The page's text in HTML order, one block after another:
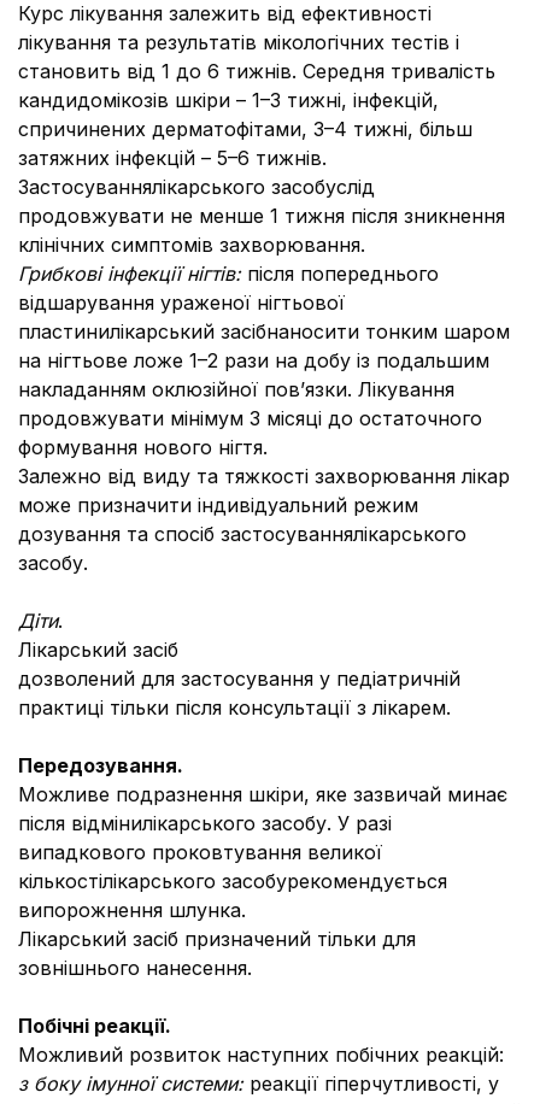
Курс лікування залежить від ефективності
лікування та результатів мікологічних тестів і
становить від 1 до 6 тижнів. Середня тривалість
кандидомікозів шкіри – 1–3 тижні, інфекцій,
спричинених дерматофітами, 3–4 тижні, більш
затяжних інфекцій – 5–6 тижнів.
Застосуваннялікарського засобуслід
продовжувати не менше 1 тижня після зникнення
клінічних симптомів захворювання.
Грибкові інфекції нігтів: після попереднього
відшарування ураженої нігтьової
пластинилікарський засібнаносити тонким шаром
на нігтьове ложе 1–2 рази на добу із подальшим
накладанням оклюзійної пов’язки. Лікування
продовжувати мінімум 3 місяці до остаточного
формування нового нігтя.
Залежно від виду та тяжкості захворювання лікар
може призначити індивідуальний режим
дозування та спосіб застосуваннялікарського
засобу.
Діти.
Лікарський засіб
дозволений для застосування у педіатричній
практиці тільки після консультації з лікарем.
Передозування.
Можливе подразнення шкіри, яке зазвичай минає
після відмінилікарського засобу. У разі
випадкового проковтування великої
кількостілікарського засобурекомендується
випорожнення шлунка.
Лікарський засіб призначений тільки для
зовнішнього нанесення.
Побічні реакції.
Можливий розвиток наступних побічних реакцій:
з боку імунної системи: реакції гіперчутливості, у